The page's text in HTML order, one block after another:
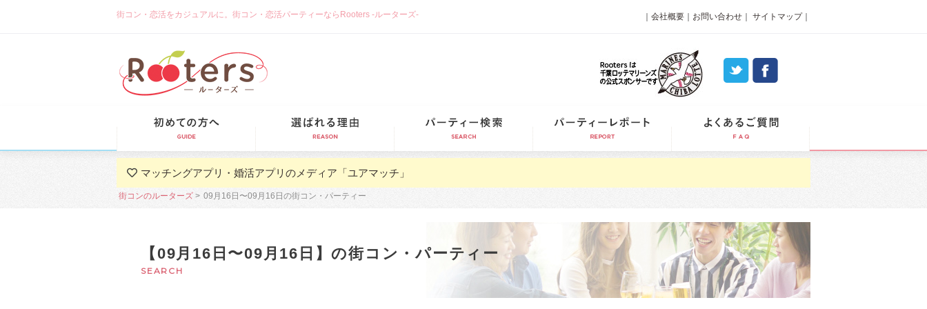
街コン・恋活をカジュアルに。街コン・恋活パーティーならRooters -ルーターズ- 会社概要 お問い合わせ サイトマップ｜
マッチングアプリ・婚活アプリのメディア「ユアマッチ」
街コンのルーターズ 09月16日〜09月16日の街コン・パーティー
【09月16日〜09月16日】の街コン・パーティー
SEARCH